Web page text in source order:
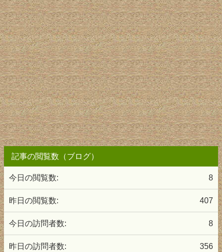
記事の閲覧数（ブログ）
8
今日の閲覧数:
407
昨日の閲覧数:
8
今日の訪問者数:
356
昨日の訪問者数: